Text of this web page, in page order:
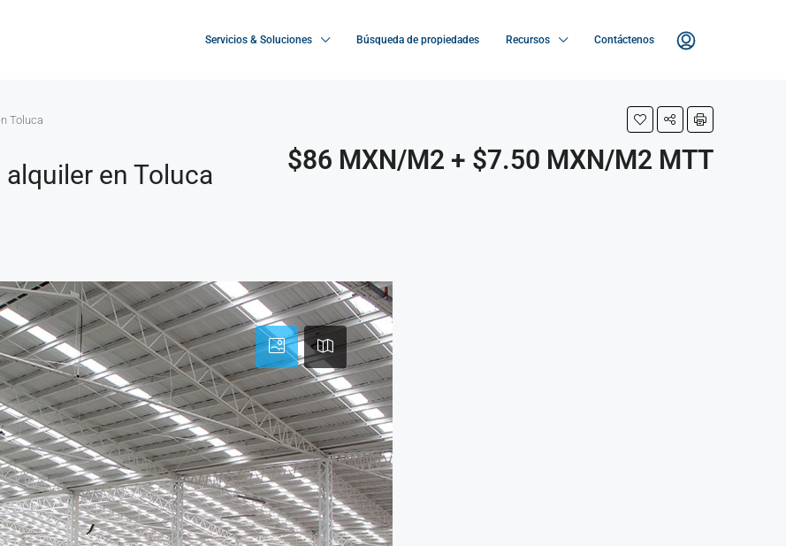
Servicios & Soluciones Búsqueda de propiedades Recursos Contáctenos
Toluca
en Toluca $86 MXN/M2 + $7.50 MXN/M2 MTT